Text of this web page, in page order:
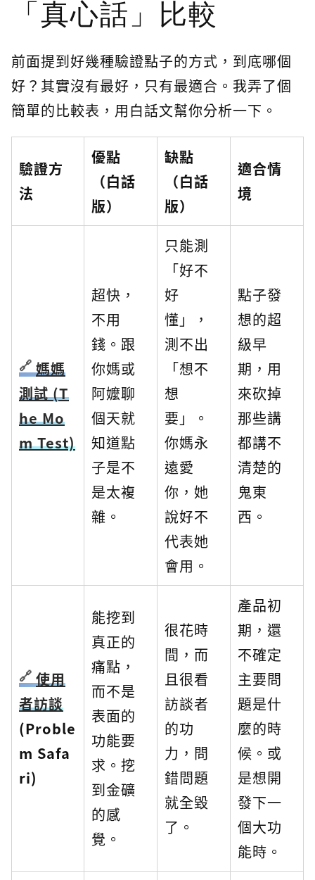
「真心話」比較
前面提到好幾種驗證點子的方式，到底哪個
好？其實沒有最好，只有最適合。我弄了個
簡單的比較表，用白話文幫你分析一下。
驗證方
法
優點
（白話
版）
缺點
（白話
版）
適合情
境
媽媽
測試 (T
he Mo
m Test)
超快，
不用
錢。跟
你媽或
阿嬤聊
個天就
知道點
子是不
是太複
雜。
只能測
「好不
好
懂」，
測不出
「想不
想
要」。
你媽永
遠愛
你，她
說好不
代表她
會用。
點子發
想的超
級早
期，用
來砍掉
那些講
都講不
清楚的
鬼東
西。
使用
者訪談
(Proble
m Safa
ri)
能挖到
真正的
痛點，
而不是
表面的
功能要
求。挖
到金礦
的感
覺。
很花時
間，而
且很看
訪談者
的功
力，問
錯問題
就全毀
了。
產品初
期，還
不確定
主要問
題是什
麼的時
候。或
是想開
發下一
個大功
能時。